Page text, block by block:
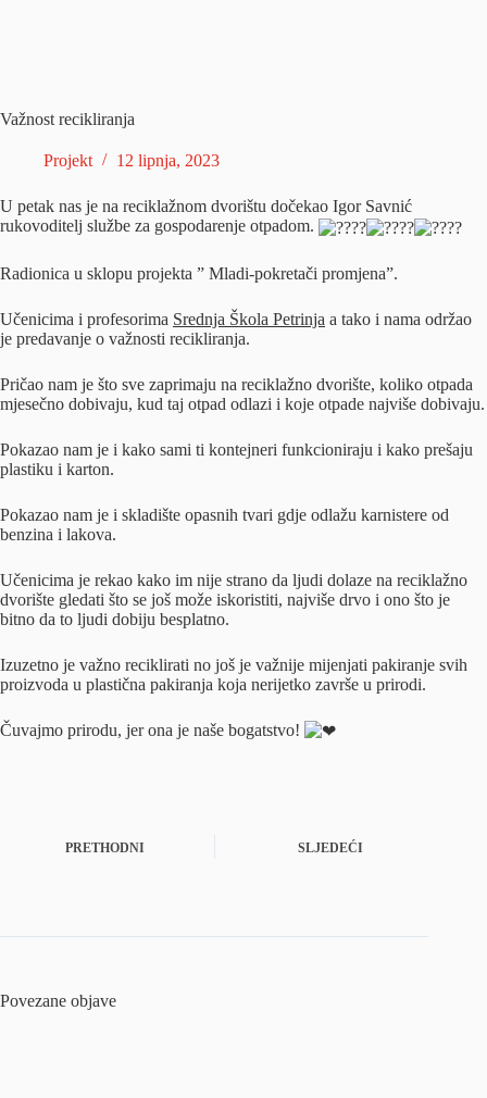
Važnost recikliranja
Projekt 12 lipnja, 2023
U petak nas je na reciklažnom dvorištu dočekao Igor Savnić
rukovoditelj službe za gospodarenje otpadom.
Radionica u sklopu projekta ” Mladi-pokretači promjena”.
Učenicima i profesorima Srednja Škola Petrinja a tako i nama održao
je predavanje o važnosti recikliranja.
Pričao nam je što sve zaprimaju na reciklažno dvorište, koliko otpada
mjesečno dobivaju, kud taj otpad odlazi i koje otpade najviše dobivaju.
Pokazao nam je i kako sami ti kontejneri funkcioniraju i kako prešaju
plastiku i karton.
Pokazao nam je i skladište opasnih tvari gdje odlažu karnistere od
benzina i lakova.
Učenicima je rekao kako im nije strano da ljudi dolaze na reciklažno
dvorište gledati što se još može iskoristiti, najviše drvo i ono što je
bitno da to ljudi dobiju besplatno.
Izuzetno je važno reciklirati no još je važnije mijenjati pakiranje svih
proizvoda u plastična pakiranja koja nerijetko završe u prirodi.
Čuvajmo prirodu, jer ona je naše bogatstvo!
PRETHODNI SLJEDEĆI
Povezane objave